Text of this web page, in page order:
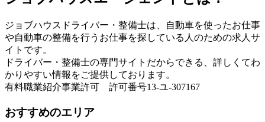
ジョブハウスドライバー・整備士は、自動車を使ったお仕事
や自動車の整備を行うお仕事を探している人のための求人サ
イトです。
ドライバー・整備士の専門サイトだからできる、詳しくてわ
かりやすい情報をご提供しております。
有料職業紹介事業許可 許可番号13-ユ-307167
おすすめのエリア